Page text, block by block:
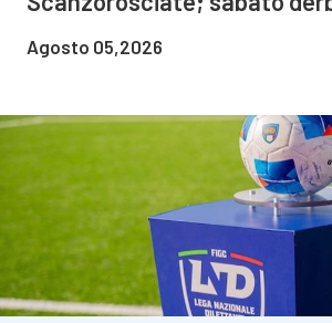
Agosto 05,2026